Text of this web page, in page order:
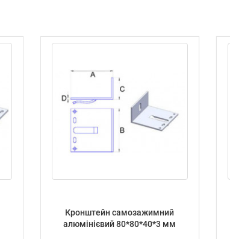
Кронштейн самозажимний
алюмінієвий 80*80*40*3 мм